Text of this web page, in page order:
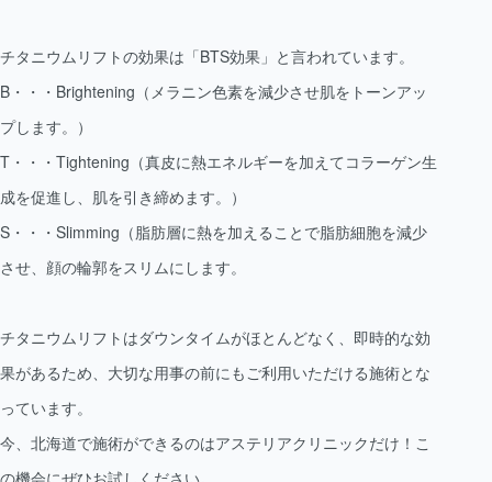
チタニウムリフトの効果は「BTS効果」と言われています。
B・・・Brightening（メラニン色素を減少させ肌をトーンアッ
プします。）
T・・・Tightening（真皮に熱エネルギーを加えてコラーゲン生
成を促進し、肌を引き締めます。）
S・・・Slimming（脂肪層に熱を加えることで脂肪細胞を減少
させ、顔の輪郭をスリムにします。
チタニウムリフトはダウンタイムがほとんどなく、即時的な効
果があるため、大切な用事の前にもご利用いただける施術とな
っています。
今、北海道で施術ができるのはアステリアクリニックだけ！こ
の機会にぜひお試しください。